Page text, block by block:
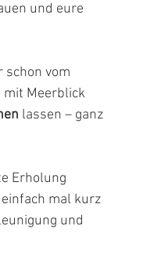
und eure
schon vom
mit Meerblick
lassen – ganz
Erholung
mal kurz
und